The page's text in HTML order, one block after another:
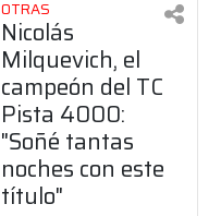
OTRAS
Nicolás
Milquevich, el
campeón del TC
Pista 4000:
"Soñé tantas
noches con este
título"